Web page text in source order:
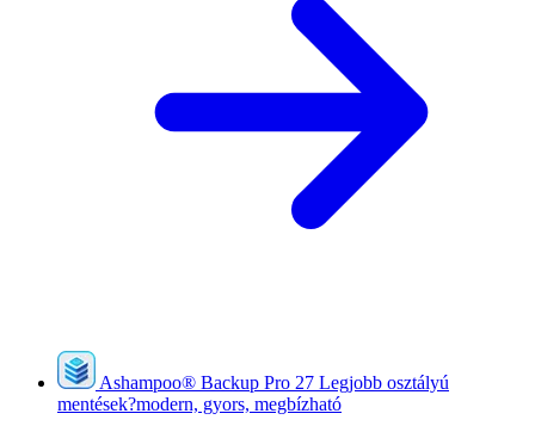
Ashampoo® Backup Pro 27 Legjobb osztályú
mentések?modern, gyors, megbízható